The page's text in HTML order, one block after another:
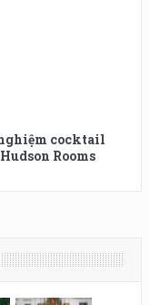
cocktail
Rooms